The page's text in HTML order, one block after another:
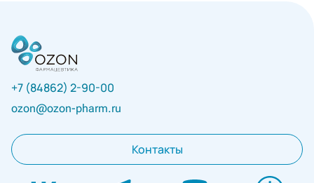
+7 (84862) 2-90-00
ozon@ozon-pharm.ru
Контакты